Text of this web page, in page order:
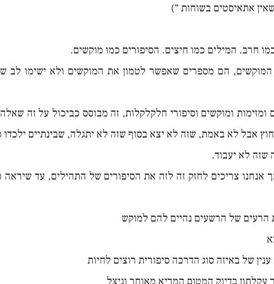
אתאיסטים בשוחות “)
חרב. המילים כמו חיצים. הסיפורים כמו מוקשים.
המוקשים, הם מספרים שאפשר לטמון את המוקשים ולא ישימו לב
ומוקשים וסיפורי חלקלקלות, זה מבוסס כביכול על זה
אבל לא באמת, שזה לא יצא בסוף שזה לא יתגלה, שבינתיים ילכדו
שזה לא יעבוד.
צריכים לחזק זה לזה את הסיפורים של התהילים, עד שיראה
הרעים של הרשעים נהיים להם למוקש
של באיזה סוג הדרכה סיפורית רוצים לחיות
בדיוק המטוס המריא מאוחר וניצל